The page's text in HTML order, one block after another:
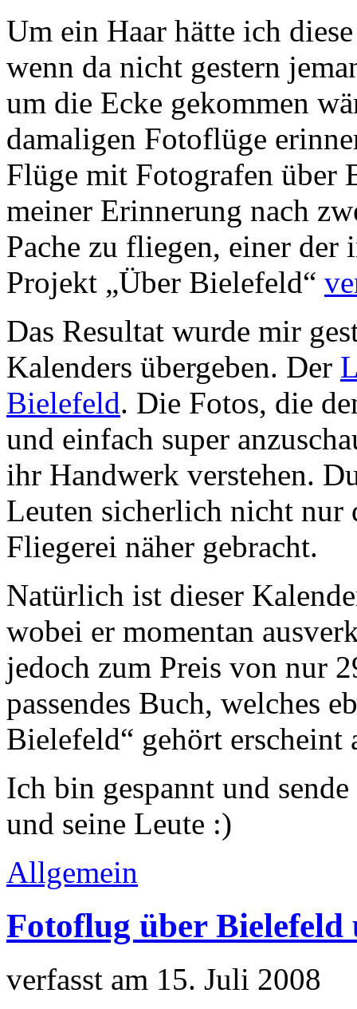
Um ein Haar hätte ich
wenn da nicht gestern
um die Ecke gekommen
damaligen Fotoflüge
Flüge mit Fotografen über
meiner Erinnerung nach
Pache zu fliegen, einer der
Projekt „Über Bielefeld“
Das Resultat wurde mir
Kalenders übergeben. Der
Bielefeld. Die Fotos, die
und einfach super
ihr Handwerk verstehen.
Leuten sicherlich nicht nur
Fliegerei näher gebracht.
Natürlich ist dieser
wobei er momentan
jedoch zum Preis von nur
passendes Buch, welches
Bielefeld“ gehört erscheint
Ich bin gespannt und
und seine Leute :)
Allgemein
Fotoflug über Bielefeld
verfasst am 15. Juli 2008